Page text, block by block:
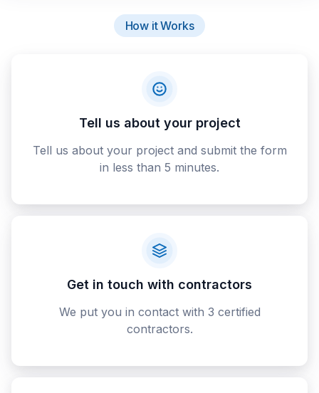
How it Works
Tell us about your project
Tell us about your project and submit the form
in less than 5 minutes.
Get in touch with contractors
We put you in contact with 3 certified
contractors.